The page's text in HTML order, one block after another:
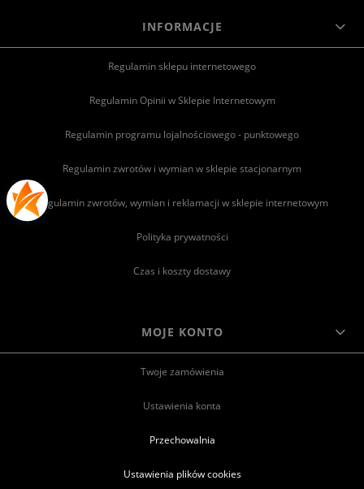
INFORMACJE
Regulamin sklepu internetowego
Regulamin Opinii w Sklepie Internetowym
Regulamin programu lojalnościowego - punktowego
Regulamin zwrotów i wymian w sklepie stacjonarnym
Regulamin zwrotów, wymian i reklamacji w sklepie internetowym
Polityka prywatności
Czas i koszty dostawy
MOJE KONTO
Twoje zamówienia
Ustawienia konta
Przechowalnia
Ustawienia plików cookies